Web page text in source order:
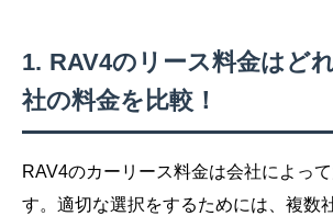
RAV4のリース料金はど
社の料金を比較！
RAV4のカーリース料金は会社によっ
す。適切な選択をするためには、複数